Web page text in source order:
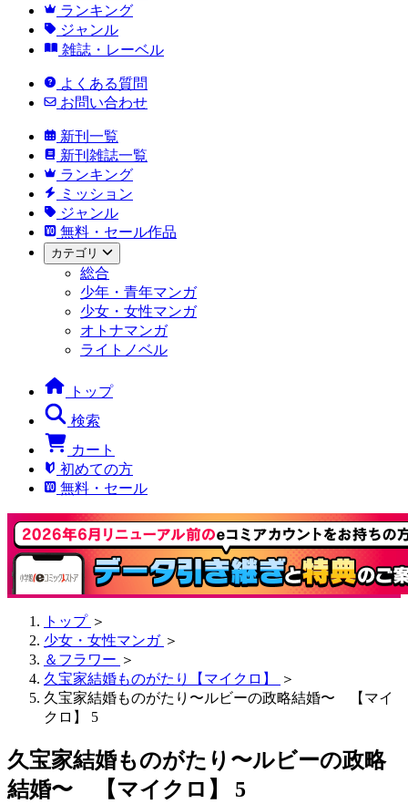
ランキング
ジャンル
雑誌・レーベル
よくある質問
お問い合わせ
新刊一覧
新刊雑誌一覧
ランキング
ミッション
ジャンル
無料・セール作品
カテゴリ
総合
少年・青年マンガ
少女・女性マンガ
オトナマンガ
ライトノベル
トップ
検索
カート
初めての方
無料・セール
トップ ＞
少女・女性マンガ ＞
＆フラワー ＞
久宝家結婚ものがたり【マイクロ】
＞
久宝家結婚ものがたり〜ルビーの政略結婚〜 【マイ
クロ】 5
久宝家結婚ものがたり〜ルビーの政略
結婚〜 【マイクロ】 5